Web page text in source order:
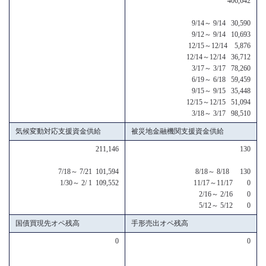
9/14～ 9/14 30,590
9/12～ 9/14 10,693
12/15～12/14 5,876
12/14～12/14 36,712
3/17～ 3/17 78,260
6/19～ 6/18 59,459
9/15～ 9/15 35,448
12/15～12/15 51,094
3/18～ 3/17 98,510
気候変動対応支援資金供給 被災地金融機関支援資金供給
211,146
7/18～ 7/21 101,594
1/30～ 2/ 1 109,552
130
8/18～ 8/18 130
11/17～11/17 0
2/16～ 2/16 0
5/12～ 5/12 0
国債買現先オペ残高 手形売出オペ残高
0 0